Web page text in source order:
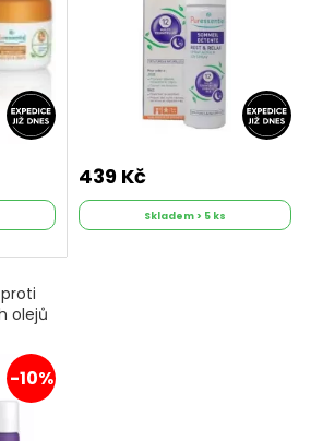
439 Kč
Skladem > 5 ks
proti
olejů
-10%